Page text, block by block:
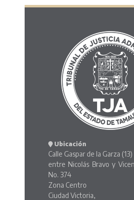
Ubicación
Calle Gaspar de la Garza (13)
entre Nicolás Bravo y
No. 374
Zona Centro
Ciudad Victoria,